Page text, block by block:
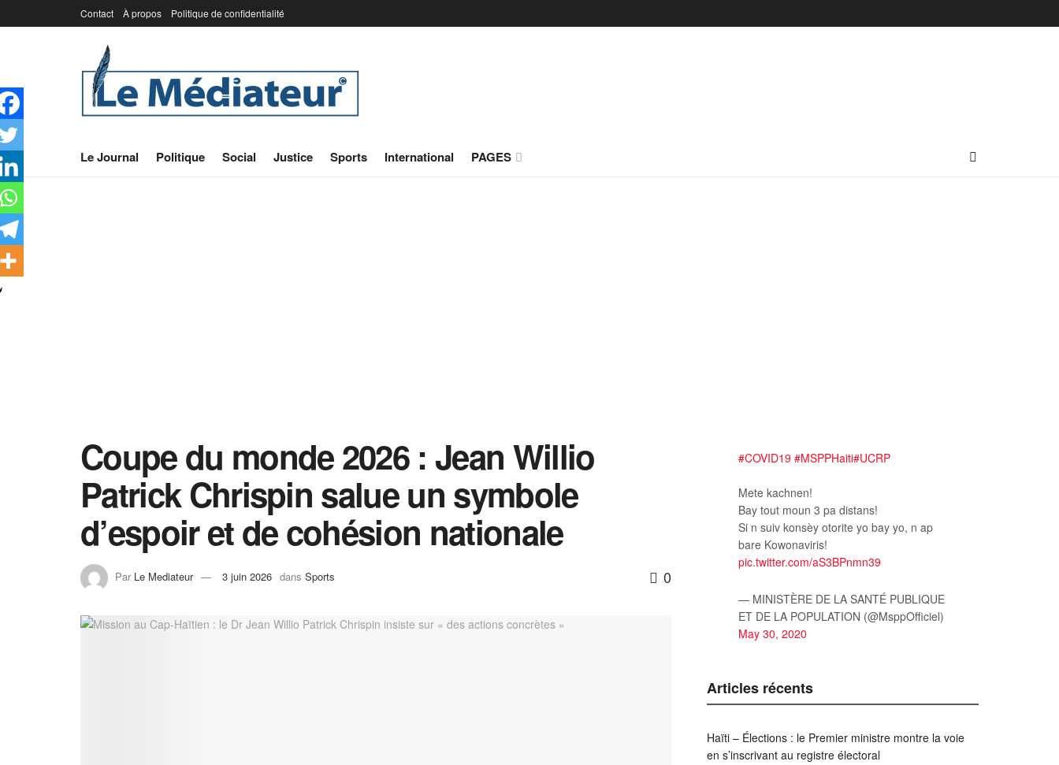
Contact À propos Politique de confidentialité
Le Journal Politique Social Justice Sports International PAGES
Coupe du monde 2026 : Jean Willio
Patrick Chrispin salue un symbole
d’espoir et de cohésion nationale
Par Le Mediateur 3 juin 2026 dans Sports 0
#COVID19 #MSPPHaiti#UCRP
Mete kachnen!
Bay tout moun 3 pa distans!
Si n suiv konsèy otorite yo bay yo, n ap
bare Kowonaviris!
pic.twitter.com/aS3BPnmn39
— MINISTÈRE DE LA SANTÉ PUBLIQUE
ET DE LA POPULATION (@MsppOfficiel)
May 30, 2020
Articles récents
Haïti – Élections : le Premier ministre montre la voie
en s’inscrivant au registre électoral